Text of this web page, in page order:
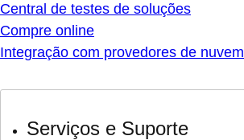
Central de testes de soluções
Compre online
Integração com provedores de nuvem
Serviços e Suporte